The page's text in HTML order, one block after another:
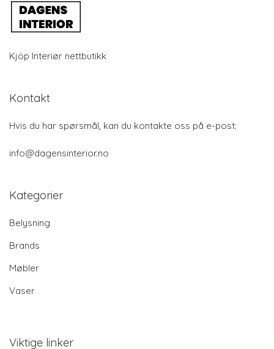
Kjöp Interiør nettbutikk
Kontakt
Hvis du har spørsmål, kan du kontakte oss på e-post:
info@dagensinterior.no
Kategorier
Belysning
Brands
Møbler
Vaser
Viktige linker